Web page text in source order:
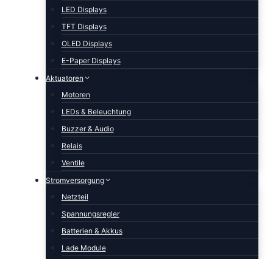
LED Displays
TFT Displays
OLED Displays
E-Paper Displays
Aktuatoren
Motoren
LEDs & Beleuchtung
Buzzer & Audio
Relais
Ventile
Stromversorgung
Netzteil
Spannungsregler
Batterien & Akkus
Lade Module